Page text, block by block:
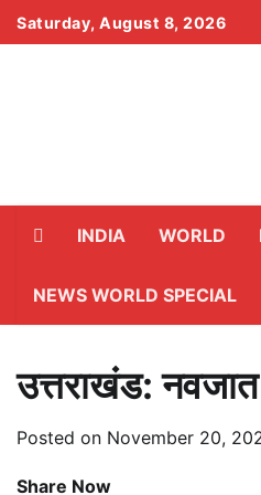
Skip
to
Saturday, August 8, 2026
INDIA WORLD
NEWS WORLD SPECIAL
उत्तराखंड:
Posted on November 20,
Share Now